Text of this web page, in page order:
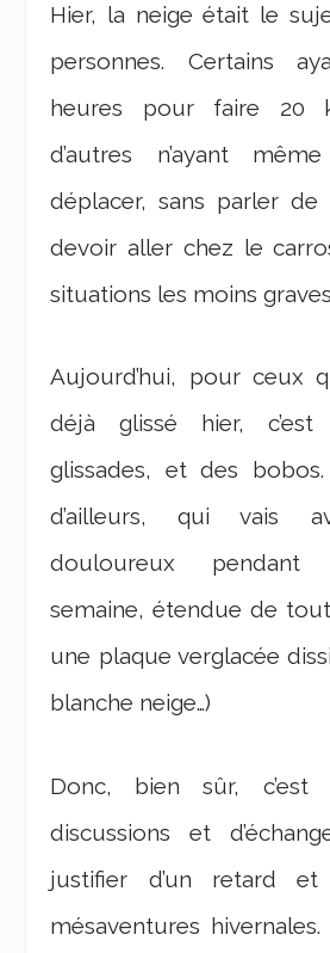
Hier, la neige était le
personnes. Certains
heures pour faire 20
d’autres n’ayant
déplacer, sans parler
devoir aller chez le
situations les moins
Aujourd’hui, pour ceux
déjà glissé hier,
glissades, et des
d’ailleurs, qui vais
douloureux
semaine, étendue de
une plaque verglacée
blanche neige…)
Donc, bien sûr,
discussions et
justifier d’un retard et
mésaventures